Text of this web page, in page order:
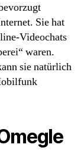
Sie hat
Video­chats
waren.
sie natürlich